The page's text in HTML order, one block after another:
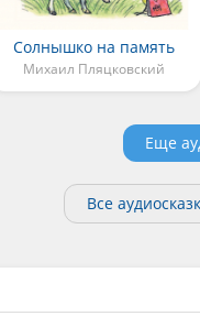
Солнышко на память
Михаил Пляцковский
Еще
Все